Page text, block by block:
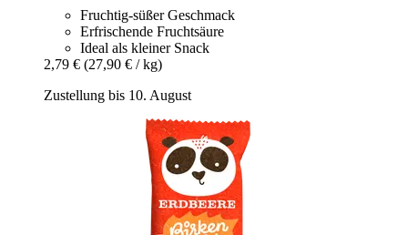
Fruchtig-süßer Geschmack
Erfrischende Fruchtsäure
Ideal als kleiner Snack
2,79 € (27,90 € / kg)
Zustellung bis 10. August